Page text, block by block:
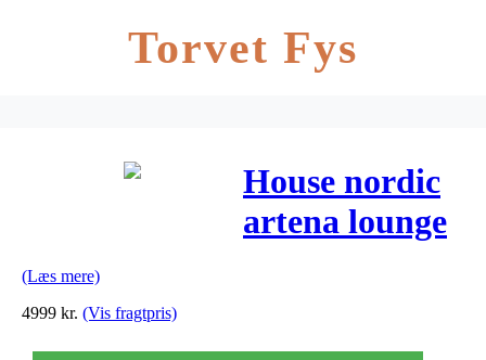
Torvet Fys
House nordic
artena lounge
(Læs mere)
4999 kr. (Vis fragtpris)